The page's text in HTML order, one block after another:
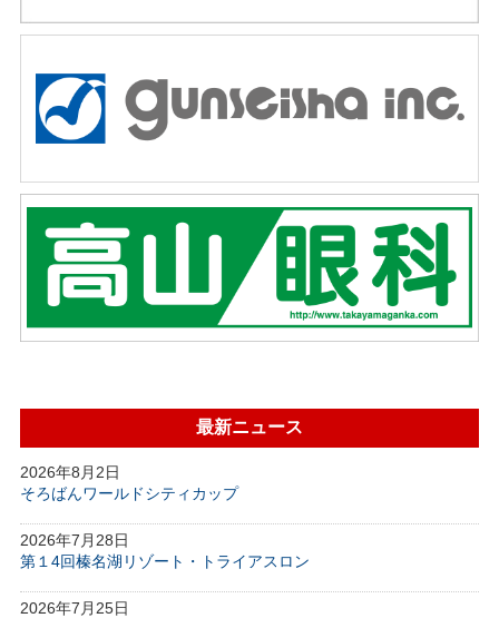
最新ニュース
2026年8月2日
そろばんワールドシティカップ
2026年7月28日
第１4回榛名湖リゾート・トライアスロン
2026年7月25日